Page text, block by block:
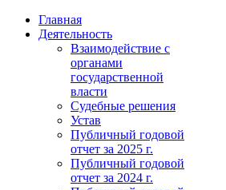
Главная
Деятельность
Взаимодействие с
органами
государственной
власти
Судебные решения
Устав
Публичный годовой
отчет за 2025 г.
Публичный годовой
отчет за 2024 г.